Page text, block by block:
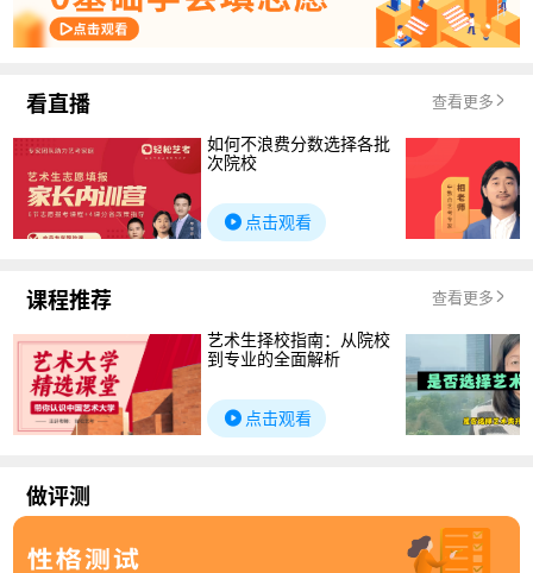
看直播 查看更多
如何不浪费分数选择各批
次院校
点击观看
课程推荐 查看更多
艺术生择校指南：从院校
到专业的全面解析
点击观看
做评测